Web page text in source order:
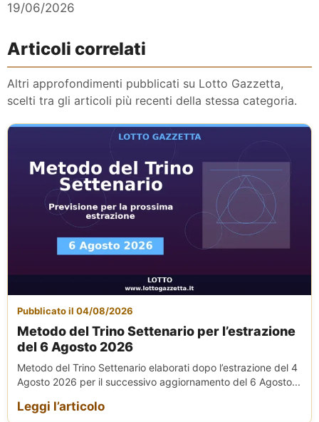
19/06/2026
Articoli correlati
Altri approfondimenti pubblicati su Lotto Gazzetta,
scelti tra gli articoli più recenti della stessa categoria.
Pubblicato il 04/08/2026
Metodo del Trino Settenario per l’estrazione
del 6 Agosto 2026
Metodo del Trino Settenario elaborati dopo l’estrazione del 4
Agosto 2026 per il successivo aggiornamento del 6 Agosto...
Leggi l’articolo